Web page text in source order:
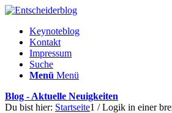
Keynoteblog
Kontakt
Impressum
Suche
Menü Menü
Blog - Aktuelle Neuigkeiten
Du bist hier: Startseite1 / Logik in einer